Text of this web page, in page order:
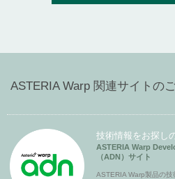
ASTERIA Warp 関連サイトの
技術情報をお探し
ASTERIA Warp
（ADN）サイト
ASTERIA Warp製品の